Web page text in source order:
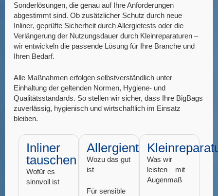
Sonderlösungen, die genau auf Ihre Anforderungen
abgestimmt sind. Ob zusätzlicher Schutz durch neue
Inliner, geprüfte Sicherheit durch Allergietests oder die
Verlängerung der Nutzungsdauer durch Kleinreparaturen –
wir entwickeln die passende Lösung für Ihre Branche und
Ihren Bedarf.
Alle Maßnahmen erfolgen selbstverständlich unter
Einhaltung der geltenden Normen, Hygiene- und
Qualitätsstandards. So stellen wir sicher, dass Ihre BigBags
zuverlässig, hygienisch und wirtschaftlich im Einsatz
bleiben.
Inliner
tauschen
Wofür es
sinnvoll ist
Allergientest
Wozu das gut
ist
Für sensible
Was wir
leisten – mit
Augenmaß